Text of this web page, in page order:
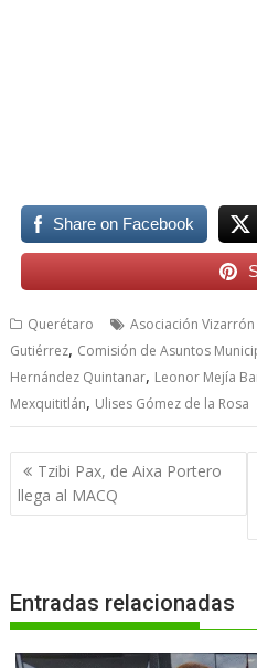
Share on Facebook
Querétaro Asociación
Gutiérrez, Comisión de Asuntos
Hernández Quintanar, Leonor Mejía
Mexquititlán, Ulises Gómez de la Rosa
Navegación
de
entradas
Tzibi Pax, de Aixa Portero
llega al MACQ
Entradas relacionadas